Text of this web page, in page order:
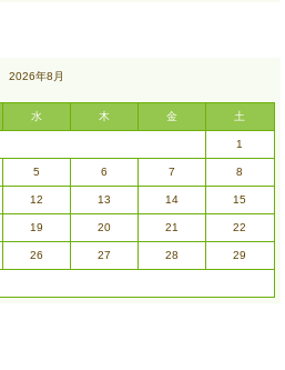
2026年8月
水 木 金 土
1
5 6 7 8
12 13 14 15
19 20 21 22
26 27 28 29